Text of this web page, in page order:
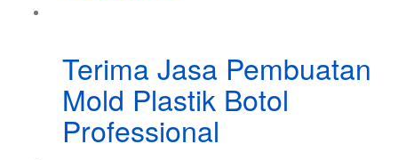
Terima Jasa Pembuatan
Mold Plastik Botol
Professional